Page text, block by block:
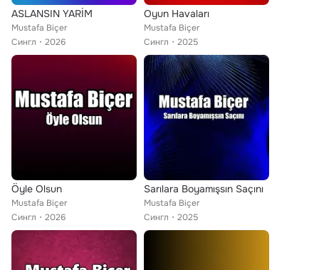
ASLANSIN YARİM
Mustafa Biçer
Сингл
2026
Oyun Havaları
Mustafa Biçer
Сингл
2025
Öyle Olsun
Mustafa Biçer
Сингл
2026
Sarılara Boyamışsın Saçını
Mustafa Biçer
Сингл
2025